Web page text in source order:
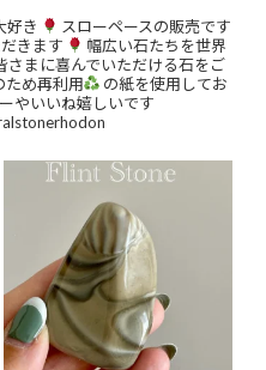
好き
スローペースの販売です
きます
幅広い石たちを世界
さまに喜んでいただける石をご
め再利用
の紙を使用してお
やいいね嬉しいです